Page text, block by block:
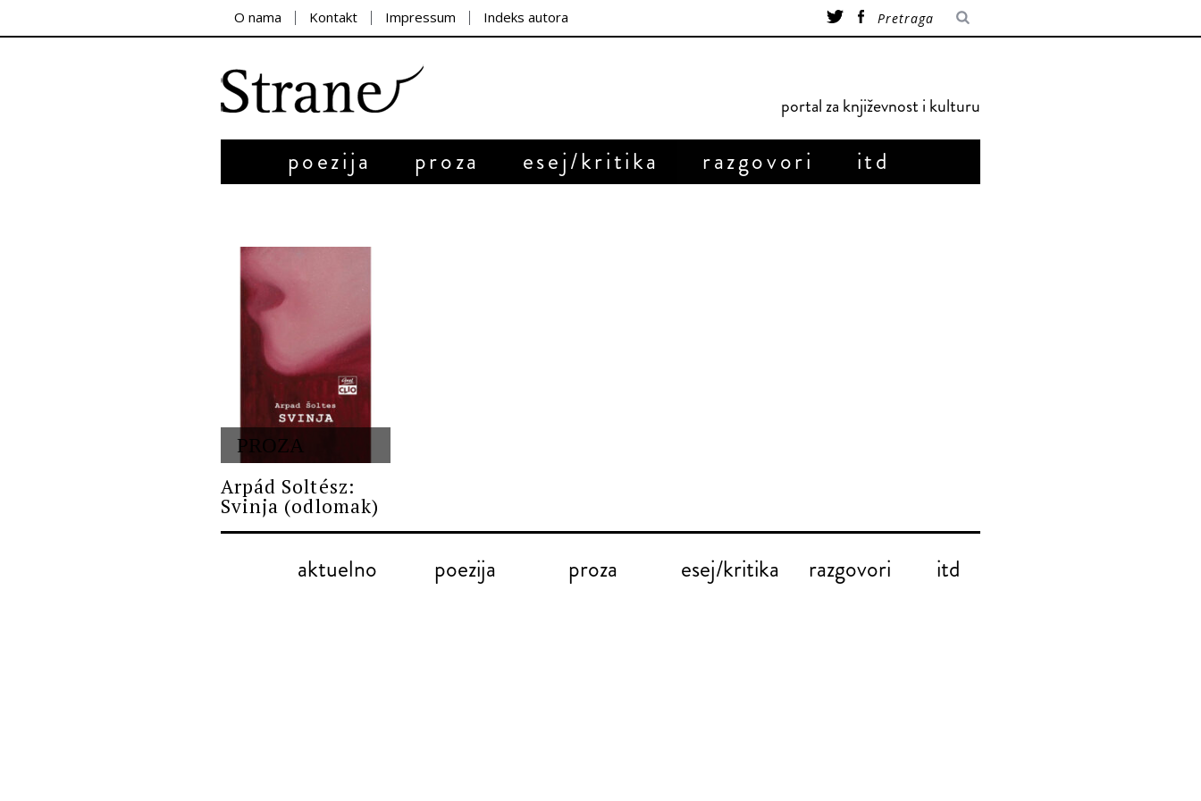
O nama Kontakt Impressum Indeks autora
portal za književnost i kulturu
poezija proza esej/kritika razgovori itd
PROZA
Arpád Soltész:
Svinja (odlomak)
aktuelno poezija proza esej/kritika razgovori itd